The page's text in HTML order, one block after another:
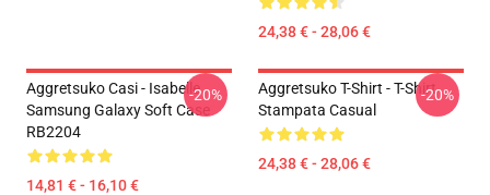
24,38 € - 28,06 €
Aggretsuko Casi - Isabelle
Samsung Galaxy Soft Case
RB2204
14,81 € - 16,10 €
-20%
Aggretsuko T-Shirt - T-Shirt
Stampata Casual
24,38 € - 28,06 €
-20%